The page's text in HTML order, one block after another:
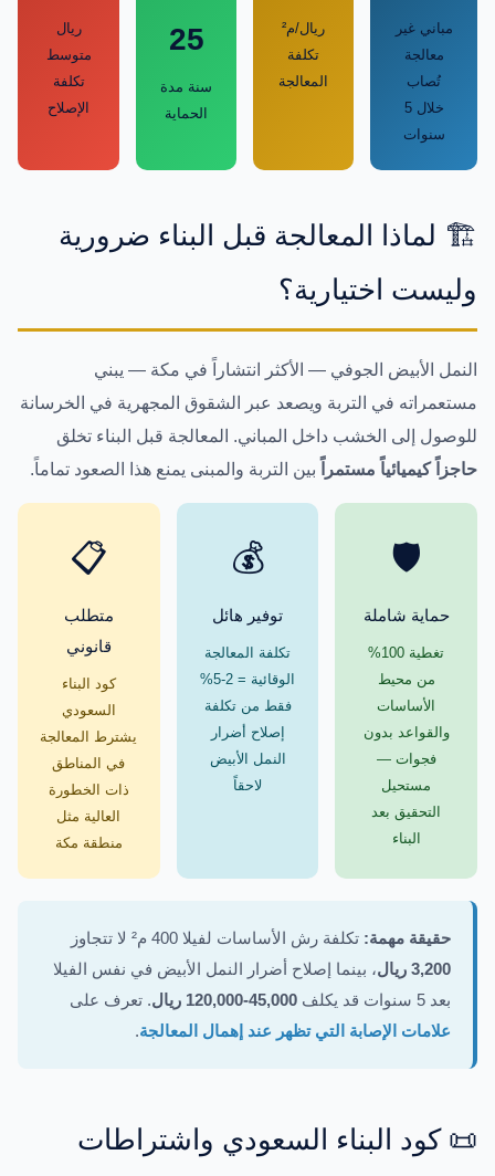
مباني غير
معالجة
تُصاب
خلال 5
سنوات
ريال/م²
تكلفة
المعالجة
25
سنة مدة
الحماية
ريال
متوسط
تكلفة
الإصلاح
🏗️ لماذا المعالجة قبل البناء ضرورية
وليست اختيارية؟
النمل الأبيض الجوفي — الأكثر انتشاراً في مكة — يبني
مستعمراته في التربة ويصعد عبر الشقوق المجهرية في الخرسانة
للوصول إلى الخشب داخل المباني. المعالجة قبل البناء تخلق
حاجزاً كيميائياً مستمراً
بين التربة والمبنى يمنع هذا الصعود تماماً.
🛡️
حماية شاملة
تغطية 100%
من محيط
الأساسات
والقواعد بدون
فجوات —
مستحيل
التحقيق بعد
البناء
💰
توفير هائل
تكلفة المعالجة
الوقائية = 2-5%
فقط من تكلفة
إصلاح أضرار
النمل الأبيض
لاحقاً
📋
متطلب
قانوني
كود البناء
السعودي
يشترط المعالجة
في المناطق
ذات الخطورة
العالية مثل
منطقة مكة
حقيقة مهمة: تكلفة رش الأساسات لفيلا 400 م² لا تتجاوز
3,200 ريال
، بينما إصلاح أضرار النمل الأبيض في نفس الفيلا
بعد 5 سنوات قد يكلف
45,000-120,000 ريال
. تعرف على
علامات الإصابة التي تظهر عند إهمال المعالجة.
📜 كود البناء السعودي واشتراطات